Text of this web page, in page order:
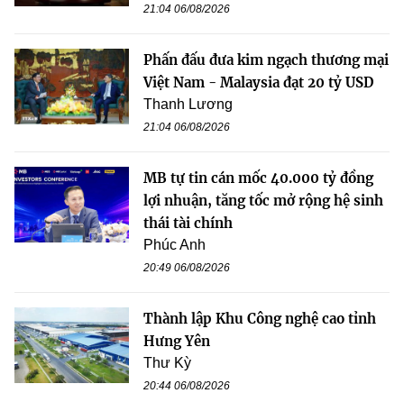
21:04 06/08/2026
Phấn đấu đưa kim ngạch thương mại
Việt Nam - Malaysia đạt 20 tỷ USD
Thanh Lương
21:04 06/08/2026
MB tự tin cán mốc 40.000 tỷ đồng
lợi nhuận, tăng tốc mở rộng hệ sinh
thái tài chính
Phúc Anh
20:49 06/08/2026
Thành lập Khu Công nghệ cao tỉnh
Hưng Yên
Thư Kỳ
20:44 06/08/2026